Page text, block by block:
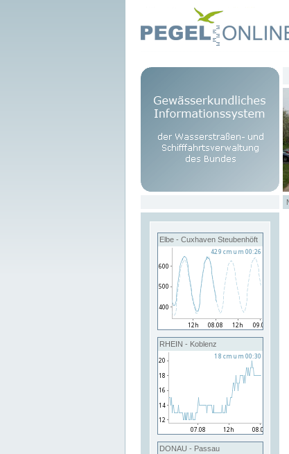
Elbe - Cuxhaven Steubenhöft
RHEIN - Koblenz
DONAU - Passau